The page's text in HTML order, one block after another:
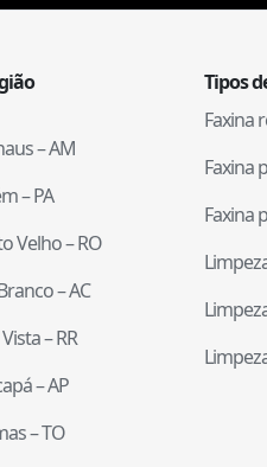
–AM
–PA
Velho–RO
–AC
–RR
–AP
–TO
Tipos
Faxina
Faxina
Faxina